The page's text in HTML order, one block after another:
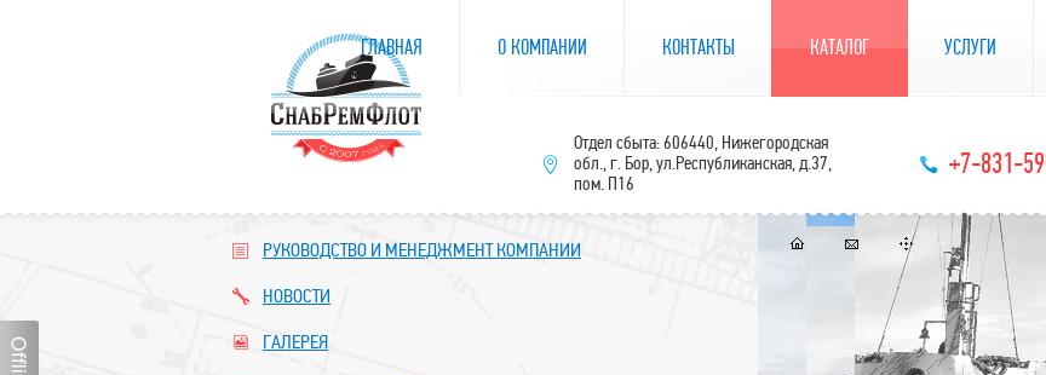
РУКОВОДСТВО И МЕНЕДЖМЕНТ КОМПАНИИ
НОВОСТИ
ГАЛЕРЕЯ
ГЛАВНАЯ О КОМПАНИИ КОНТАКТЫ КАТАЛОГ УСЛУГИ
Отдел сбыта: 606440, Нижегородская
обл., г. Бор, ул.Республиканская, д.37,
пом. П16
+7-831-